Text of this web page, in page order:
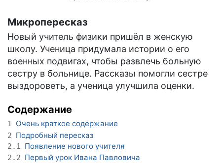
Микропересказ
Новый учитель физики пришёл в женскую
школу. Ученица придумала истории о его
военных подвигах, чтобы развлечь больную
сестру в больнице. Рассказы помогли сестре
выздороветь, а ученица улучшила оценки.
Содержание
1 Очень краткое содержание
2 Подробный пересказ
2.1 Появление нового учителя
2.2 Первый урок Ивана Павловича